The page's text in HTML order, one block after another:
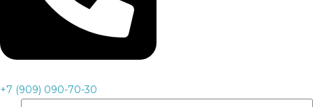
+7 (909) 090-70-30